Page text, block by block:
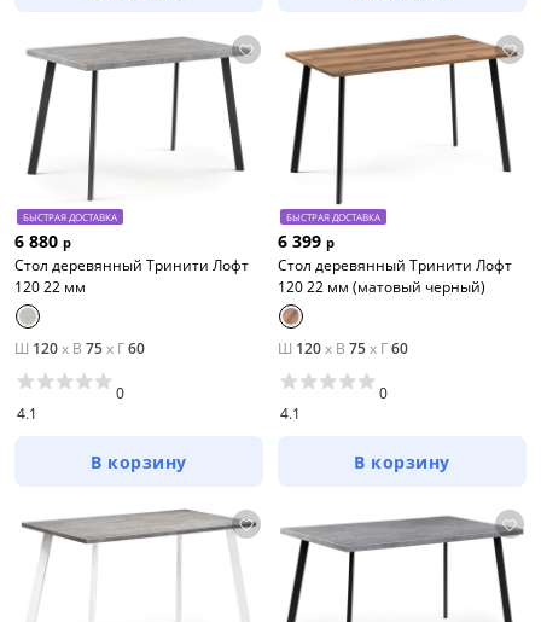
БЫСТРАЯ ДОСТАВКА
6 880 р
Стол деревянный Тринити Лофт
120 22 мм
Ш 120x В 75x Г60
4.1
0
В корзину
БЫСТРАЯ ДОСТАВКА
6 399 р
Стол деревянный Тринити Лофт
120 22 мм (матовый черный)
Ш 120x В 75x Г60
4.1
0
В корзину